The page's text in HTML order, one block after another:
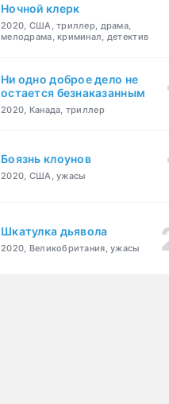
Ночной клерк
2020, США, триллер, драма,
мелодрама, криминал, детектив
Ни одно доброе дело не
остается безнаказанным
2020, Канада, триллер
Боязнь клоунов
2020, США, ужасы
Шкатулка дьявола
2020, Великобритания, ужасы